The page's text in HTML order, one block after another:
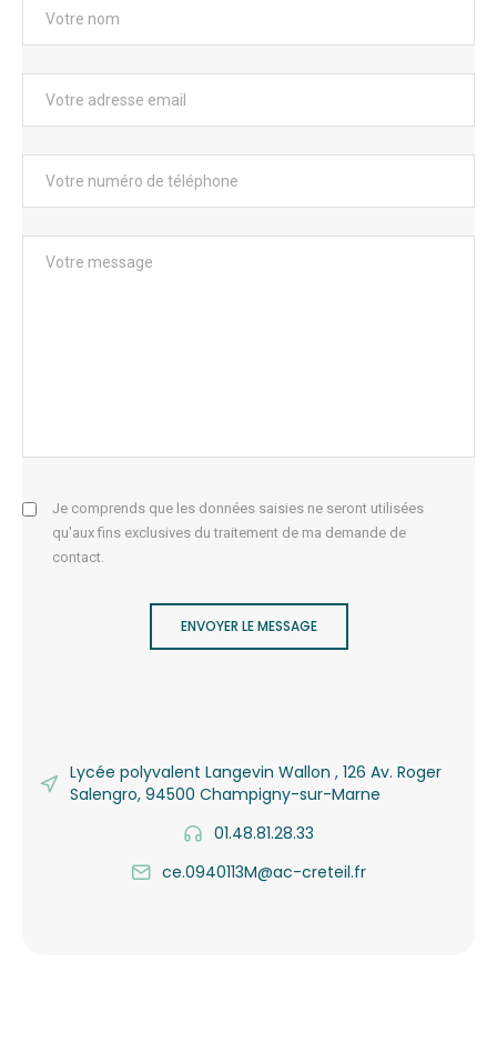
Je comprends que les données saisies ne seront utilisées
qu'aux fins exclusives du traitement de ma demande de
contact.
ENVOYER LE MESSAGE
Lycée polyvalent Langevin Wallon , 126 Av. Roger
Salengro, 94500 Champigny-sur-Marne
01.48.81.28.33
ce.0940113M@ac-creteil.fr